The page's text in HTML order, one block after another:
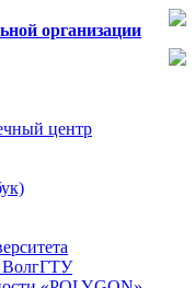
организации
центр
ВолгГТУ